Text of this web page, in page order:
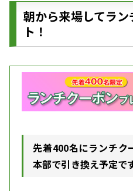
朝から来場してラ
ト！
先着400名にランチク
本部で引き換え予定で